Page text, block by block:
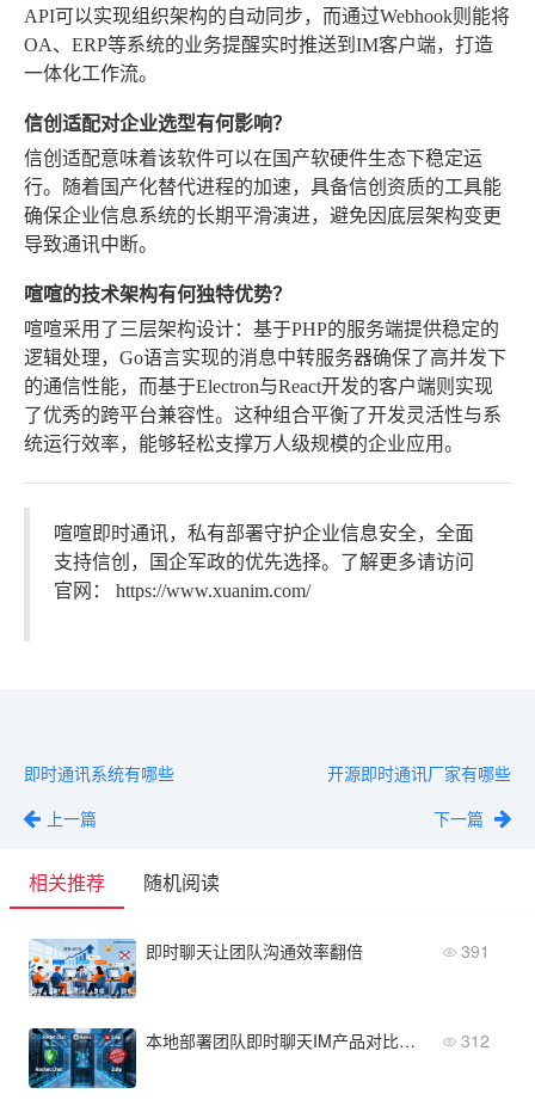
API可以实现组织架构的自动同步，而通过Webhook则能将
OA、ERP等系统的业务提醒实时推送到IM客户端，打造
一体化工作流。
信创适配对企业选型有何影响？
信创适配意味着该软件可以在国产软硬件生态下稳定运
行。随着国产化替代进程的加速，具备信创资质的工具能
确保企业信息系统的长期平滑演进，避免因底层架构变更
导致通讯中断。
喧喧的技术架构有何独特优势？
喧喧采用了三层架构设计：基于PHP的服务端提供稳定的
逻辑处理，Go语言实现的消息中转服务器确保了高并发下
的通信性能，而基于Electron与React开发的客户端则实现
了优秀的跨平台兼容性。这种组合平衡了开发灵活性与系
统运行效率，能够轻松支撑万人级规模的企业应用。
喧喧即时通讯，私有部署守护企业信息安全，全面
支持信创，国企军政的优先选择。了解更多请访问
官网： https://www.xuanim.com/
即时通讯系统有哪些
上一篇
开源即时通讯厂家有哪些
下一篇
相关推荐 随机阅读
即时聊天让团队沟通效率翻倍 391
本地部署团队即时聊天IM产品对比：数据安全与私有化部署能力评测 312